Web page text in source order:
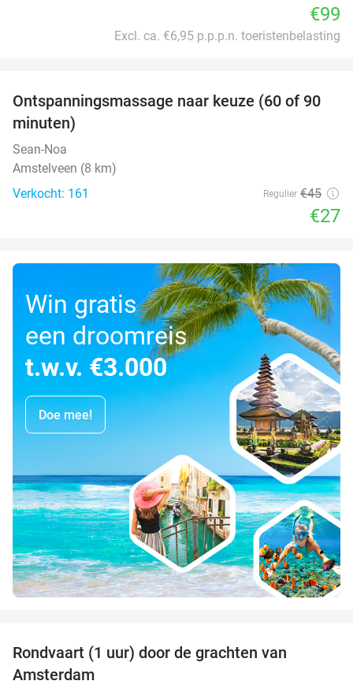
€99
Excl. ca. €6,95 p.p.p.n. toeristenbelasting
40%
Ontspanningsmassage naar keuze (60 of 90
minuten)
Sean-Noa
Amstelveen (8 km)
Verkocht: 161
Regulier €45
€27
Win gratis
een droomreis
t.w.v. €3.000
Doe mee!
Rondvaart (1 uur) door de grachten van
Amsterdam